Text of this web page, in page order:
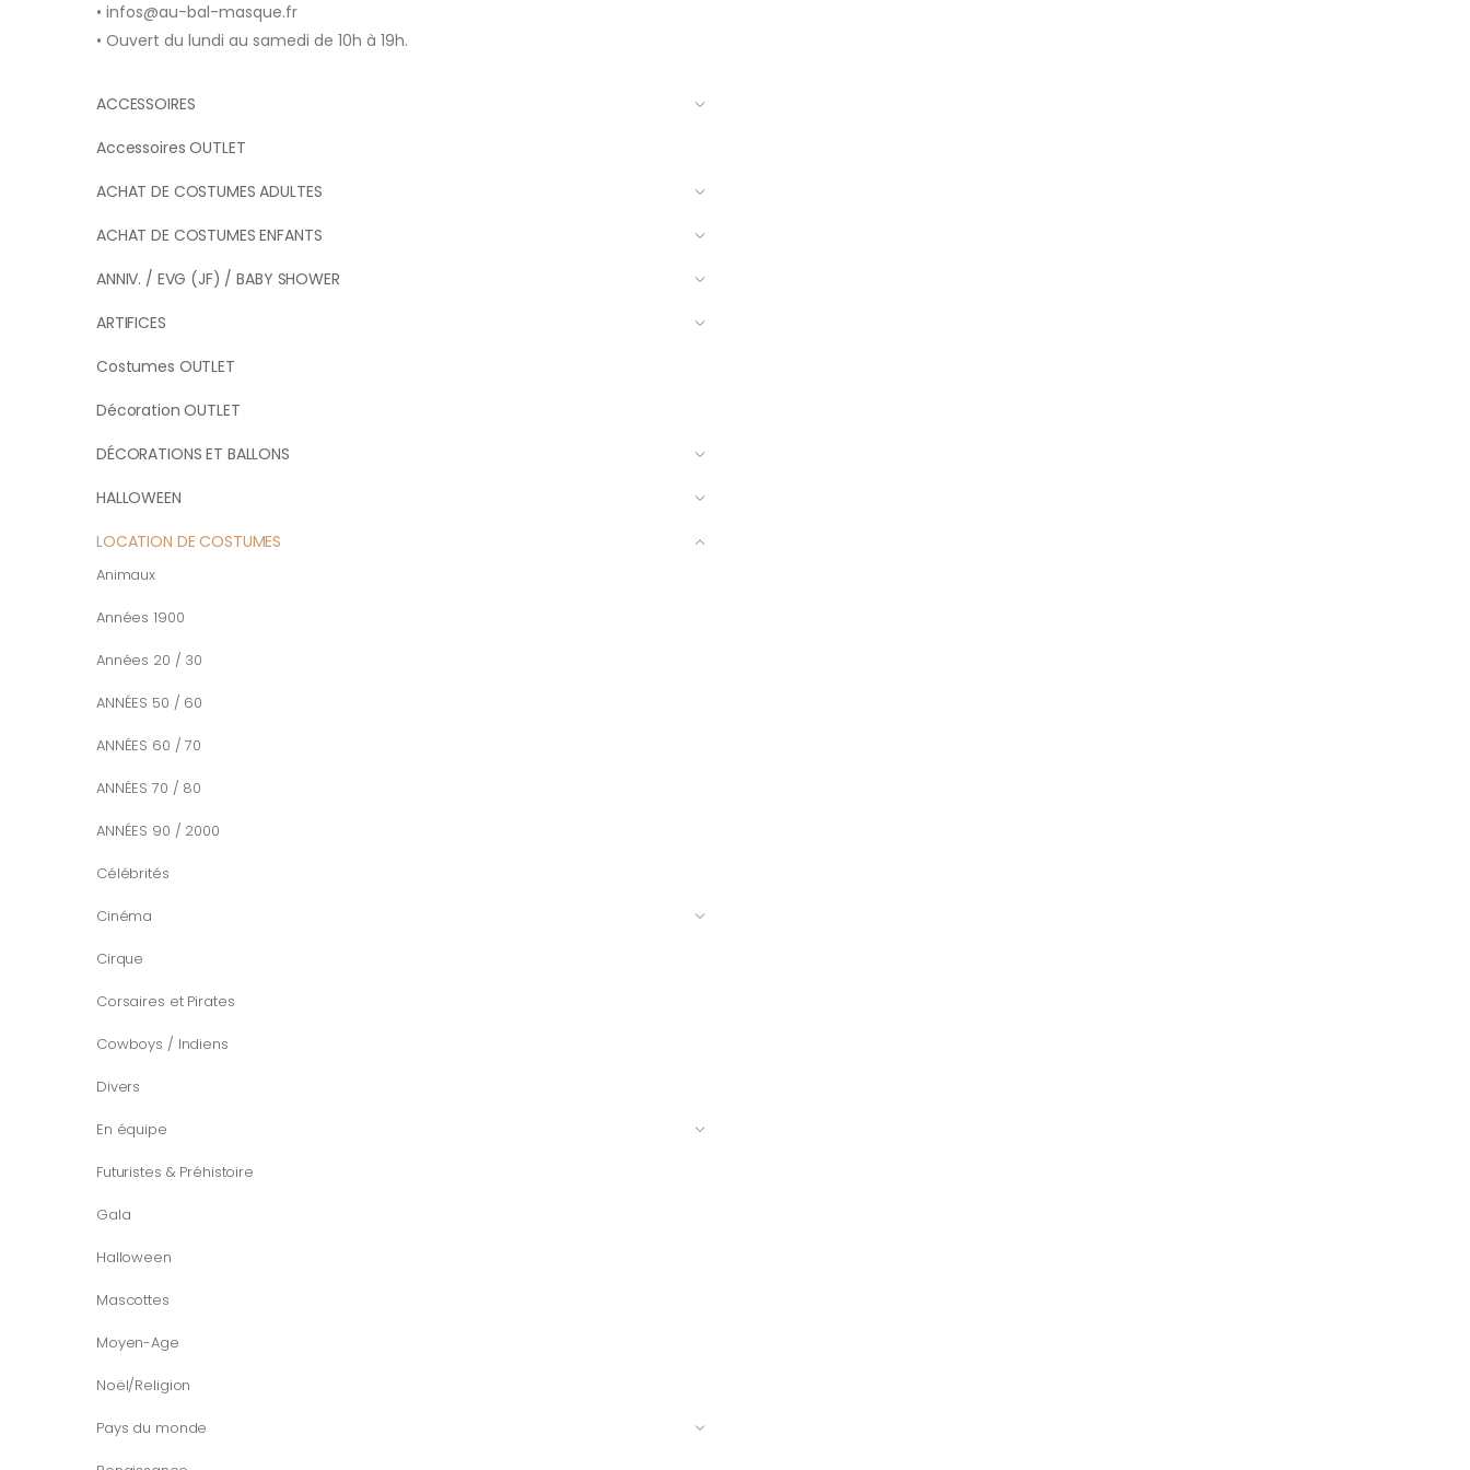
• infos@au-bal-masque.fr
• Ouvert du lundi au samedi de 10h à 19h.
ACCESSOIRES
Accessoires OUTLET
ACHAT DE COSTUMES ADULTES
ACHAT DE COSTUMES ENFANTS
ANNIV. / EVG (JF) / BABY SHOWER
ARTIFICES
Costumes OUTLET
Décoration OUTLET
DÉCORATIONS ET BALLONS
HALLOWEEN
LOCATION DE COSTUMES
Animaux
Années 1900
Années 20 / 30
ANNÉES 50 / 60
ANNÉES 60 / 70
ANNÉES 70 / 80
ANNÉES 90 / 2000
Célébrités
Cinéma
Cirque
Corsaires et Pirates
Cowboys / Indiens
Divers
En équipe
Futuristes & Préhistoire
Gala
Halloween
Mascottes
Moyen-Age
Noël/Religion
Pays du monde